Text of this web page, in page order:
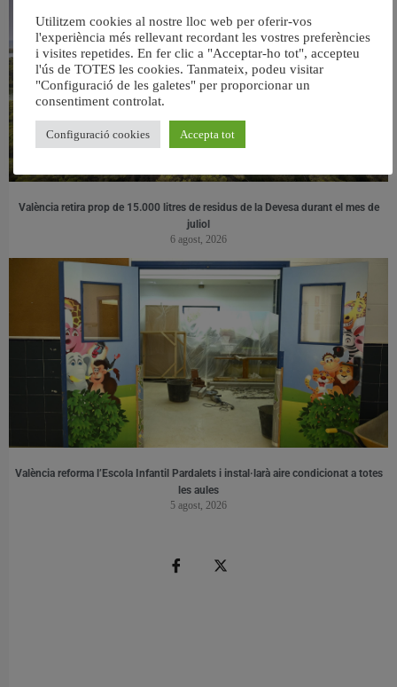
València retira prop de 15.000 litres de residus de la Devesa durant el mes de
juliol
6 agost, 2026
València reforma l’Escola Infantil Pardalets i instal·larà aire condicionat a totes
les aules
5 agost, 2026
Utilitzem cookies al nostre lloc web per oferir-vos
l'experiència més rellevant recordant les vostres preferències
i visites repetides. En fer clic a "Acceptar-ho tot", accepteu
l'ús de TOTES les cookies. Tanmateix, podeu visitar
"Configuració de les galetes" per proporcionar un
consentiment controlat.
Configuració cookies Accepta tot